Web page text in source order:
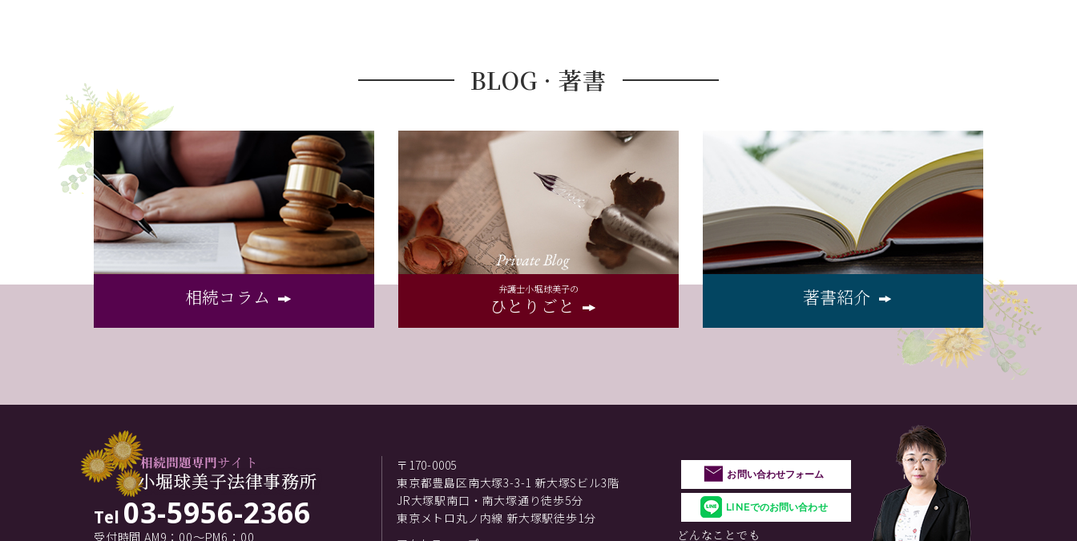
BLOG · 著書
相続コラム 弁護士小堀球美子の
ひとりごと 著書紹介
Tel 03-5956-2366
受付時間 AM9：00～PM6：00
〒170-0005
東京都豊島区南大塚3-3-1 新大塚Sビル3階
JR大塚駅南口・南大塚通り徒歩5分
東京メトロ丸ノ内線 新大塚駅徒歩1分
お問い合わせフォーム
LINEでのお問い合わせ
どんなことでも